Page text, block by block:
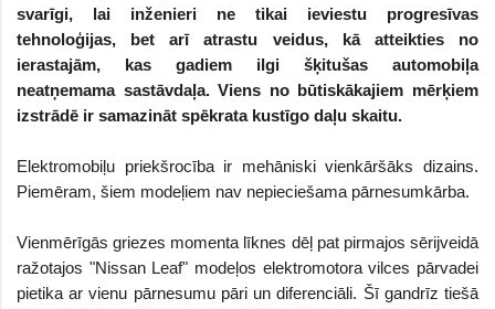
svarīgi, lai inženieri ne tikai ieviestu progresīvas
tehnoloģijas, bet arī atrastu veidus, kā atteikties no
ierastajām, kas gadiem ilgi šķitušas automobiļa
neatņemama sastāvdaļa. Viens no būtiskākajiem mērķiem
izstrādē ir samazināt spēkrata kustīgo daļu skaitu.
Elektromobiļu priekšrocība ir mehāniski vienkāršāks dizains.
Piemēram, šiem modeļiem nav nepieciešama pārnesumkārba.
Vienmērīgās griezes momenta līknes dēļ pat pirmajos sērijveidā
ražotajos "Nissan Leaf" modeļos elektromotora vilces pārvadei
pietika ar vienu pārnesumu pāri un diferenciāli. Šī gandrīz tiešā